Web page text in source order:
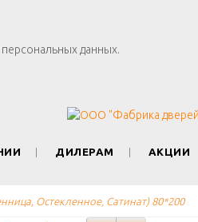
данных.
ДИЛЕРАМ АКЦИИ
Остекленное, Сатинат) 80*200